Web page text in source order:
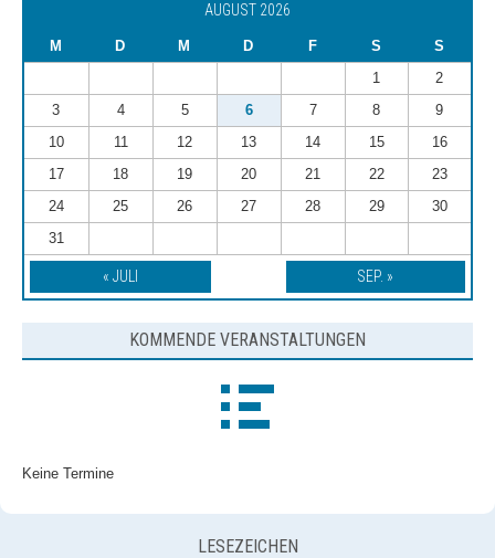
AUGUST 2026
M D M D F S
S
1
2
3
4 5 6 7 8
9
10
11 12 13 14 15
16
17
18 19 20 21 22
23
24
25 26 27 28 29
30
31
« JULI SEP. »
KOMMENDE VERANSTALTUNGEN
Keine Termine
LESEZEICHEN